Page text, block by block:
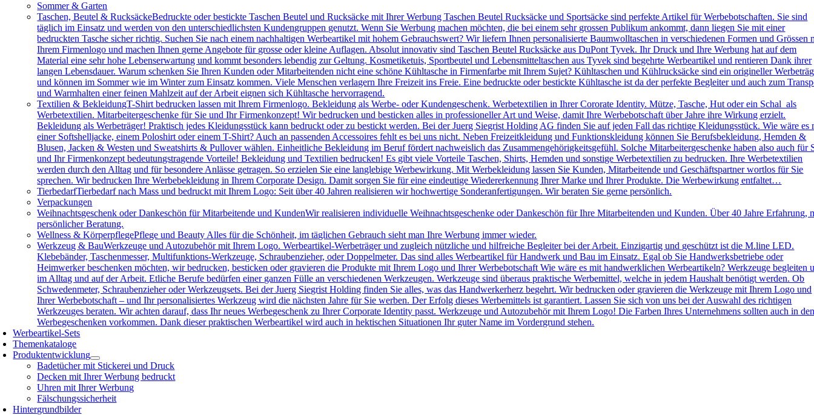
Sommer & Garten
Taschen, Beutel & RucksäckeBedruckte oder bestickte Taschen Beutel und Rucksäcke mit Ihrer Werbung Taschen Beutel Rucksäcke und Sportsäcke sind perfekte Artikel für Werbebotschaften. Sie sind
täglich im Einsatz und werden von den unterschiedlichsten Kundengruppen genutzt. Wenn Sie Werbung machen möchten, die bei einem sehr grossen Publikum ankommt, dann liegen Sie mit einer
bedruckten Tasche sicher richtig. Suchen Sie nach einem nachhaltigen Werbeartikel mit hohem Gebrauchswert? Wir liefern Ihnen personalisierte Baumwolltaschen in verschiedenen Formen und Grössen
Ihrem Firmenlogo und machen Ihnen gerne Angebote für grosse oder kleine Auflagen. Absolut innovativ sind Taschen Beutel Rucksäcke aus DuPont Tyvek. Ihr Druck und Ihre Werbung hat auf dem
Material eine sehr hohe Lebenserwartung und kommt besonders lebendig zur Geltung. Kosmetiketuis, Sportbeutel und Lebensmitteltaschen aus Tyvek sind begehrte Werbeartikel und rentieren Dank ihrer
langen Lebensdauer. Warum schenken Sie Ihren Kunden oder Mitarbeitenden nicht eine schöne Kühltasche in Firmenfarbe mit Ihrem Sujet? Kühltaschen und Kühlrucksäcke sind ein origineller
und können im Sommer wie im Winter zum Einsatz kommen. Viele Menschen verlagern Ihre Freizeit ins Freie. Eine bedruckte oder bestickte Kühltasche ist da der perfekte Begleiter und auch zum
und Warmhalten einer feinen Mahlzeit auf der Arbeit eignen sich Kühltasche hervorragend.
Textilien & BekleidungT-Shirt bedrucken lassen mit Ihrem Firmenlogo. Bekleidung als Werbe- oder Kundengeschenk. Werbetextilien in Ihrer Cororate Identity. Mütze, Tasche, Hut oder ein Schal als
Werbetextilien. Mitarbeitergeschenke für Sie und Ihr Firmenkonzept! Wir bedrucken und besticken alles in professioneller Art und Weise, damit Ihre Werbebotschaft über Jahre ihre Wirkung erzielt.
Bekleidung als Werbeträger! Praktisch jedes Kleidungsstück kann bedruckt oder zu bestickt werden. Bei der Juerg Siegrist Holding AG finden Sie auf jeden Fall das richtige Kleidungsstück. Wie wäre es
einer Softshelljacke, einem Poloshirt oder einem T-Shirt? Auch an passenden Accessoires fehlt es bei uns nicht. Neben Freizeitkleidung und Funktionskleidung können Sie Berufsbekleidung, Hemden &
Blusen, Jacken & Westen und Sweatshirts & Pullover wählen. Einheitliche Bekleidung im Beruf fördert nachweislich das Zusammengehörigkeitsgefühl. Solche Mitarbeitergeschenke haben also auch für
und Ihr Firmenkonzept bedeutungstragende Vorteile! Bekleidung und Textilien bedrucken! Es gibt viele Vorteile Taschen, Shirts, Hemden und sonstige Werbetextilien zu bedrucken. Ihre Werbetextilien
werden durch den Alltag und für besondere Anlässe getragen. So erzielen Sie eine langlebige Werbewirkung. Mit Werbekleidung lassen Sie Kunden, Mitarbeitende und Geschäftspartner wortlos für Sie
sprechen. Wir bedrucken Ihre Werbebekleidung in Ihrem Corporate Design. Damit sorgen Sie für eine eindeutige Wiedererkennung Ihrer Marke und Ihrer Produkte. Die Werbewirkung entfaltet…
TierbedarfTierbedarf nach Mass und bedruckt mit Ihrem Logo: Seit über 40 Jahren realisieren wir hochwertige Sonderanfertigungen. Wir beraten Sie gerne persönlich.
Verpackungen
Weihnachtsgeschenk oder Dankeschön für Mitarbeitende und KundenWir realisieren individuelle Weihnachtsgeschenke oder Dankeschön für Ihre Mitarbeitenden und Kunden. Über 40 Jahre Erfahrung,
persönlicher Beratung.
Wellness & KörperpflegePflege und Beauty Alles für die Schönheit, im täglichen Gebrauch sieht man Ihre Werbung immer wieder.
Werkzeug & BauWerkzeuge und Autozubehör mit Ihrem Logo. Werbeartikel-Werbeträger und zugleich nützliche und hilfreiche Begleiter bei der Arbeit. Einzigartig und geschützt ist die M.line LED.
Klebebänder, Taschenmesser, Multifunktions-Werkzeuge, Schraubenzieher, oder Doppelmeter. Das sind alles Werbeartikel für Handwerk und Bau im Einsatz. Egal ob Sie Handwerksbetriebe oder
Heimwerker beschenken möchten, wir bedrucken, besticken oder gravieren die Produkte mit Ihrem Logo und Ihrer Werbebotschaft Wie wäre es mit handwerklichen Werbeartikeln? Werkzeuge begleiten
im Alltag und auf der Arbeit. Etliche Berufe bedürfen einer ganzen Fülle an verschiedenen Werkzeugen. Werkzeuge sind überaus praktische Werbemittel, welche in jedem Haushalt benötigt werden. Ob
Schwedenmeter, Schraubenzieher oder Werkzeugsets. Bei der Juerg Siegrist Holding finden Sie alles, was das Handwerkerherz begehrt. Wir bedrucken oder gravieren die Werkzeuge mit Ihrem Logo und
Ihrer Werbebotschaft – und Ihr personalisiertes Werkzeug wird die nächsten Jahre für Sie werben. Der Erfolg dieses Werbemittels ist garantiert. Lassen Sie sich von uns bei der Auswahl des richtigen
Werkzeuges beraten. Wir achten darauf, dass Ihr neues Werbegeschenk zu Ihrer Corporate Identity passt. Werkzeuge und Autozubehör mit Ihrem Logo! Die Farben Ihres Unternehmens sollten auch in
Werbegeschenken vorkommen. Dank dieser praktischen Werbeartikel wird auch in hektischen Situationen Ihr guter Name im Vordergrund stehen.
Werbeartikel-Sets
Themenkataloge
Produktentwicklung
Badetücher mit Stickerei und Druck
Decken mit Ihrer Werbung bedruckt
Uhren mit Ihrer Werbung
Fälschungssicherheit
Hintergrundbilder